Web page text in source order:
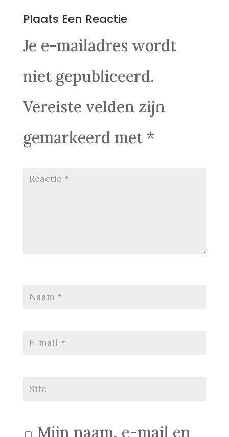
Plaats Een Reactie
Je e-mailadres wordt
niet gepubliceerd.
Vereiste velden zijn
gemarkeerd met *
Mijn naam, e-mail en